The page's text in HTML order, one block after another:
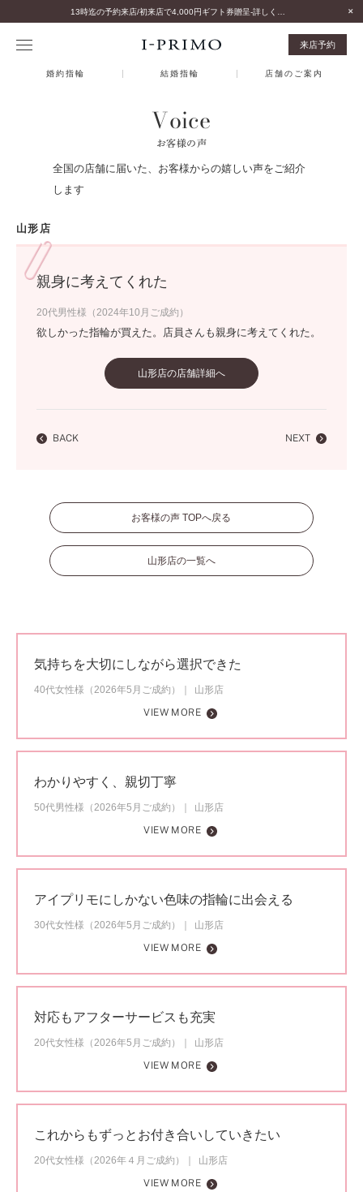
来店予約
婚約指輪 結婚指輪 店舗のご案内
Voice
お客様の声
全国の店舗に届いた、お客様からの嬉しい声をご紹介
します
山形店
親身に考えてくれた
20代男性様（2024年10月ご成約）
欲しかった指輪が買えた。店員さんも親身に考えてくれた。
山形店の店舗詳細へ
BACK NEXT
お客様の声 TOPへ戻る
山形店の一覧へ
気持ちを大切にしながら選択できた
40代女性様（2026年5月ご成約）
山形店
VIEW MORE
わかりやすく、親切丁寧
50代男性様（2026年5月ご成約）
山形店
VIEW MORE
アイプリモにしかない色味の指輪に出会える
30代女性様（2026年5月ご成約）
山形店
VIEW MORE
対応もアフターサービスも充実
20代女性様（2026年5月ご成約）
山形店
VIEW MORE
これからもずっとお付き合いしていきたい
20代女性様（2026年４月ご成約）
山形店
VIEW MORE